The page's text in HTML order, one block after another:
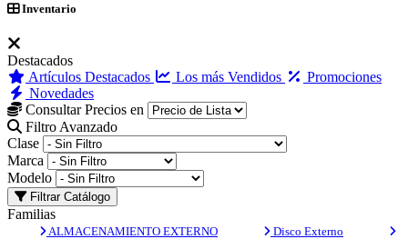
Inventario
Destacados
Artículos Destacados
Los más Vendidos
Promociones
Novedades
Consultar Precios en
Filtro Avanzado
Clase
Marca
Modelo
Filtrar Catálogo
Familias
ALMACENAMIENTO EXTERNO
Disco Externo